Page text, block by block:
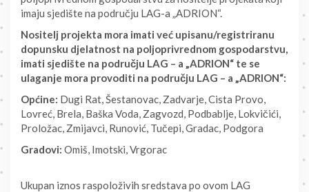
imaju sjedište na području LAG-a „ADRION“.
Nositelj projekta mora imati već upisanu/registriranu
dopunsku djelatnost na poljoprivrednom gospodarstvu,
imati sjedište na području LAG – a „ADRION“ te se
ulaganje mora provoditi na području LAG – a „ADRION“:
Općine: Dugi Rat, Šestanovac, Zadvarje, Cista Provo,
Lovreć, Brela, Baška Voda, Zagvozd, Podbablje, Lokvičići,
Proložac, Zmijavci, Runović, Tučepi, Gradac, Podgora
Gradovi: Omiš, Imotski, Vrgorac
Ukupan iznos raspoloživih sredstava po ovom LAG